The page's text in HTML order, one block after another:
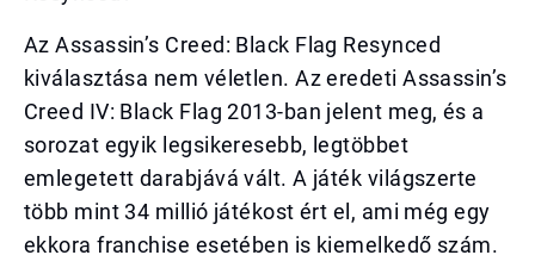
Az Assassin’s Creed: Black Flag Resynced
kiválasztása nem véletlen. Az eredeti Assassin’s
Creed IV: Black Flag 2013-ban jelent meg, és a
sorozat egyik legsikeresebb, legtöbbet
emlegetett darabjává vált. A játék világszerte
több mint 34 millió játékost ért el, ami még egy
ekkora franchise esetében is kiemelkedő szám.